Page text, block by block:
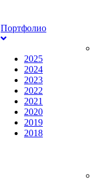
Портфолио
2025
2024
2023
2022
2021
2020
2019
2018